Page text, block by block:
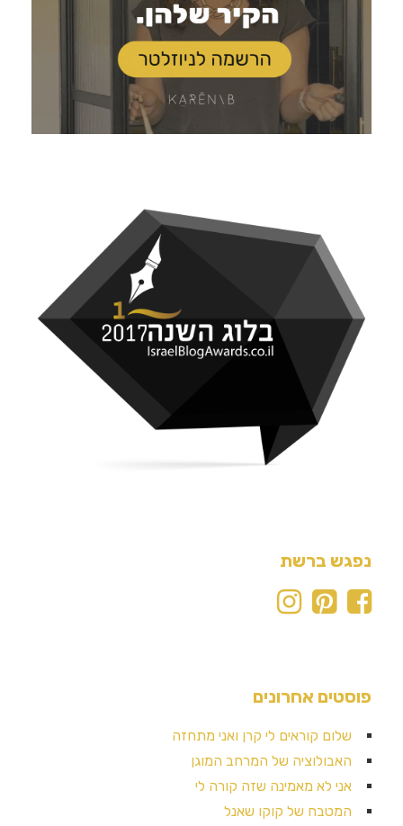
נפגש ברשת
פוסטים אחרונים
שלום קוראים לי קרן ואני מתחזה
האבולוציה של המרחב המוגן
אני לא מאמינה שזה קורה לי
המטבח של קוקו שאנל